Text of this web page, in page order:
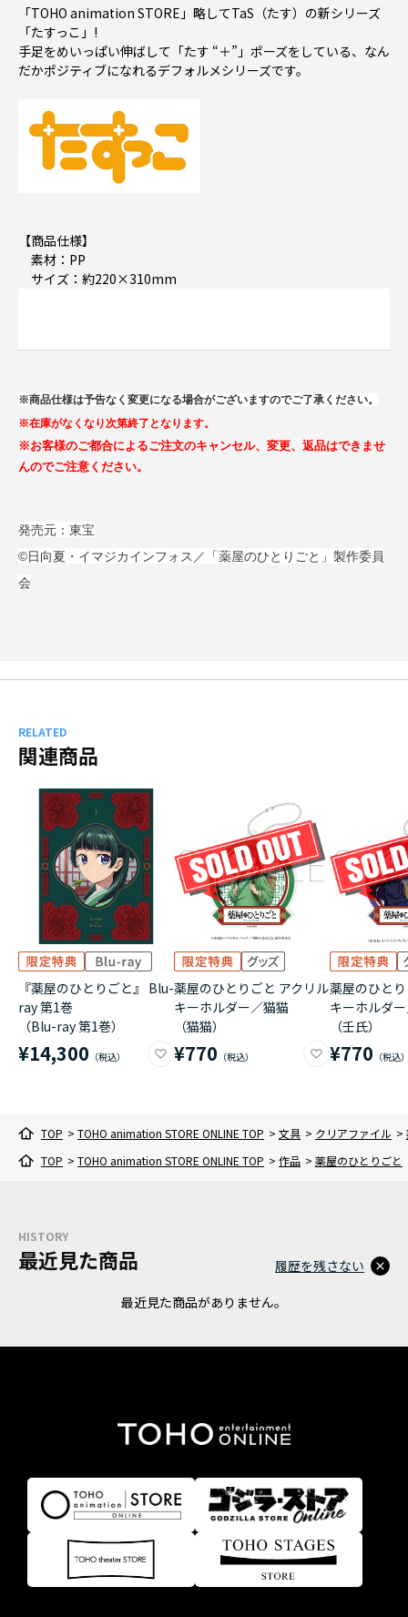
「TOHO animation STORE」略してTaS（たす）の新シリーズ
「たすっこ」!
手足をめいっぱい伸ばして「たす “＋”」ポーズをしている、なん
だかポジティブになれるデフォルメシリーズです。
【商品仕様】
素材：PP
サイズ：約220×310mm
※商品仕様は予告なく変更になる場合がございますのでご了承ください。
※在庫がなくなり次第終了となります。
※お客様のご都合によるご注文のキャンセル、変更、返品はできませ
んのでご注意ください。
発売元：東宝
©日向夏・イマジカインフォス／「薬屋のひとりごと」製作委員
会
RELATED
関連商品
『薬屋のひとりごと』 Blu-
ray 第1巻
（Blu-ray 第1巻）
¥14,300
薬屋のひとりごと アクリル
キーホルダー／猫猫
（猫猫）
¥770
薬屋のひと
キーホルダ
（壬氏）
¥770
TOP > TOHO animation STORE ONLINE TOP > 文具 > クリアファイル >
TOP > TOHO animation STORE ONLINE TOP > 作品 > 薬屋のひとりごと
HISTORY
最近見た商品
最近見た商品がありません。
履歴を残さない